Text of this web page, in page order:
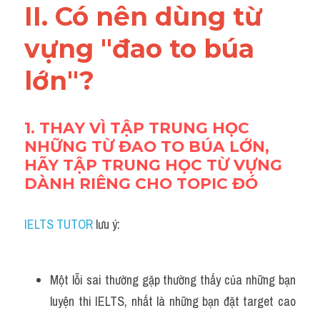
Từ vựng theo tiền tố
Ngân hàng đề thi máy
Phân biệt từ
Advice
Đề thi thật Task 2
II. Có nên dùng từ
vựng "đao to búa
lớn"?
1. THAY VÌ TẬP TRUNG HỌC
NHỮNG TỪ ĐAO TO BÚA LỚN,
HÃY TẬP TRUNG HỌC TỪ VỰNG
DÀNH RIÊNG CHO TOPIC ĐÓ
IELTS TUTOR lưu ý:
Một lỗi sai thường gặp thường thấy của những bạn
luyện thi IELTS, nhất là những bạn đặt target cao